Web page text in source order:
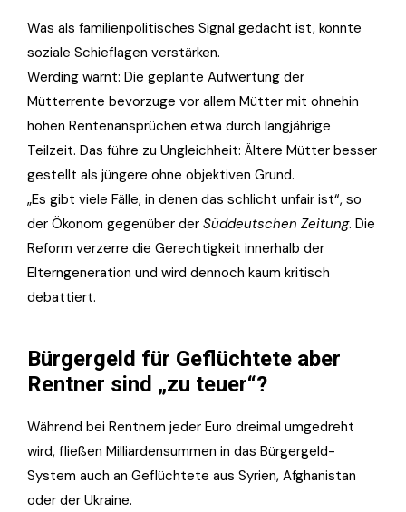
Was als familienpolitisches Signal gedacht ist, könnte
soziale Schieflagen verstärken.
Werding warnt: Die geplante Aufwertung der
Mütterrente bevorzuge vor allem Mütter mit ohnehin
hohen Rentenansprüchen etwa durch langjährige
Teilzeit. Das führe zu Ungleichheit: Ältere Mütter besser
gestellt als jüngere ohne objektiven Grund.
„Es gibt viele Fälle, in denen das schlicht unfair ist“, so
der Ökonom gegenüber der Süddeutschen Zeitung. Die
Reform verzerre die Gerechtigkeit innerhalb der
Elterngeneration und wird dennoch kaum kritisch
debattiert.
Bürgergeld für Geflüchtete aber
Rentner sind „zu teuer“?
Während bei Rentnern jeder Euro dreimal umgedreht
wird, fließen Milliardensummen in das Bürgergeld-
System auch an Geflüchtete aus Syrien, Afghanistan
oder der Ukraine.